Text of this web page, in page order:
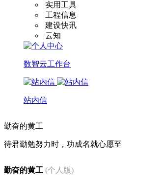
实用工具
工程信息
建设快讯
云知
数智云工作台
站内信
勤奋的黄工
待君勤勉努力时，功成名就心愿至
勤奋的黄工 (个人版)